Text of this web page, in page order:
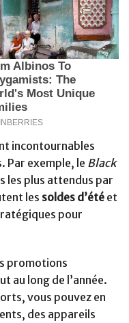
incontournables
Par exemple, le Black
les plus attendus par
les soldes d’été et
pour
promotions
au long de l’année.
vous pouvez en
des appareils